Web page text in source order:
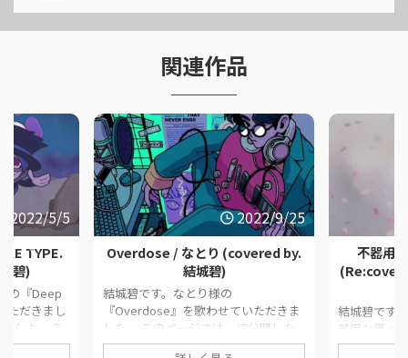
関連作品
2022/5/5
TYPE.
碧)
の『Deep
ただきまし
んよ。 こ
歌ってみた
2022/9/25
Overdose / なとり (covered by.
結城碧)
結城碧です。なとり様の
『Overdose』を歌わせていただきま
した。 このページでは、に公開した
歌ってみた動画の情報や公式リンクを
不器用
結城碧です
器用な男 』
ました。 気